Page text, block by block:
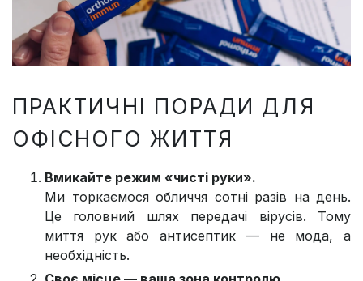
ПРАКТИЧНІ ПОРАДИ ДЛЯ
ОФІСНОГО ЖИТТЯ
Вмикайте режим «чисті руки».
Ми торкаємося обличчя сотні разів на день.
Це головний шлях передачі вірусів. Тому
миття рук або антисептик — не мода, а
необхідність.